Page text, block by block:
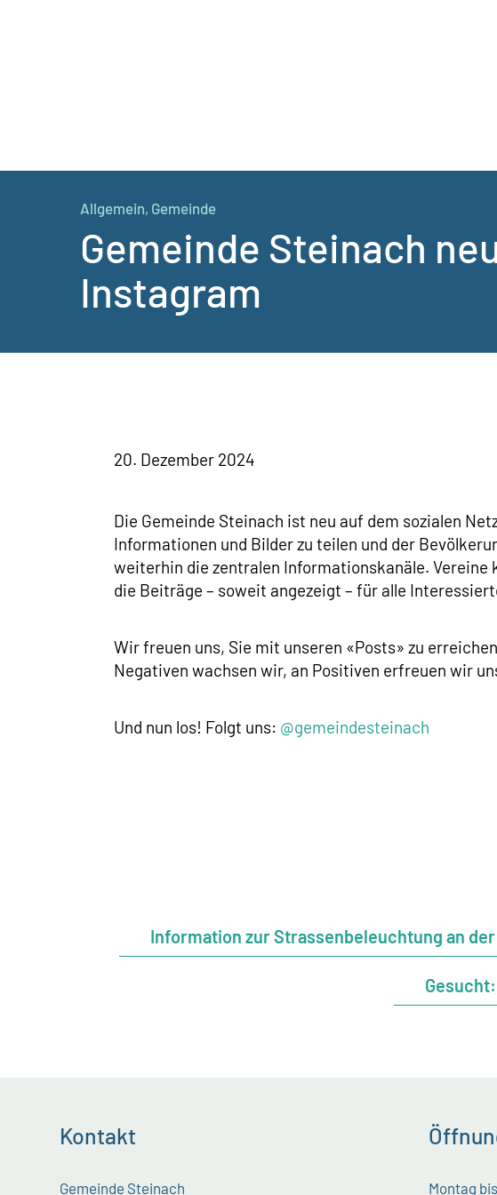
Allgemein, Gemeinde
Gemeinde Steinach
Instagram
20. Dezember 2024
Die Gemeinde Steinach ist neu auf dem sozialen
Informationen und Bilder zu teilen und der
weiterhin die zentralen Informationskanäle.
die Beiträge – soweit angezeigt – für alle
Wir freuen uns, Sie mit unseren «Posts» zu
Negativen wachsen wir, an Positiven erfreuen wir
Und nun los! Folgt uns: @gemeindesteinach
Information zur Strassenbeleuchtung an
Kontakt
Gemeinde Steinach Montag